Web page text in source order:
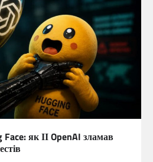
як ІІ OpenAI зламав